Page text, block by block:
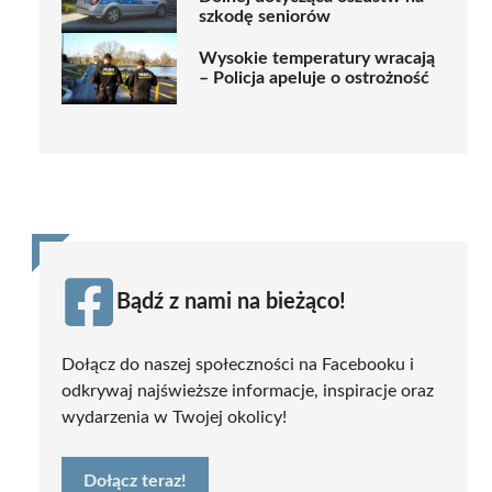
szkodę seniorów
Wysokie temperatury wracają
– Policja apeluje o ostrożność
Bądź z nami na bieżąco!
Dołącz do naszej społeczności na Facebooku i
odkrywaj najświeższe informacje, inspiracje oraz
wydarzenia w Twojej okolicy!
Dołącz teraz!